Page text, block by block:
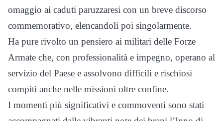
omaggio ai caduti paruzzaresi con un breve discorso
commemorativo, elencandoli poi singolarmente.
Ha pure rivolto un pensiero ai militari delle Forze
Armate che, con professionalità e impegno, operano al
servizio del Paese e assolvono difficili e rischiosi
compiti anche nelle missioni oltre confine.
I momenti più significativi e commoventi sono stati